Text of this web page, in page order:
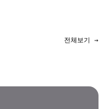
전체보기 →